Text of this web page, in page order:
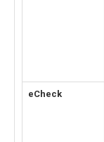
eCheck